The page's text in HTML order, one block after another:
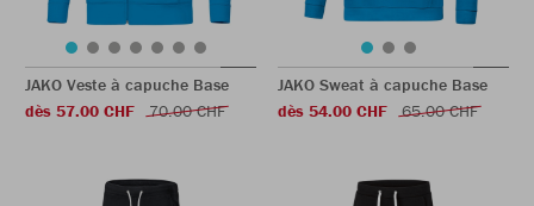
JAKO Veste à capuche Base
dès 57.00 CHF
70.00 CHF
JAKO Sweat à capuche Base
dès 54.00 CHF
65.00 CHF